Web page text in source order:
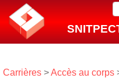
Carrières >Accès au corps